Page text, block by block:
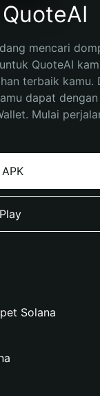
mencari
QuoteAI
terbaik kamu.
dapat
Mulai
Solana